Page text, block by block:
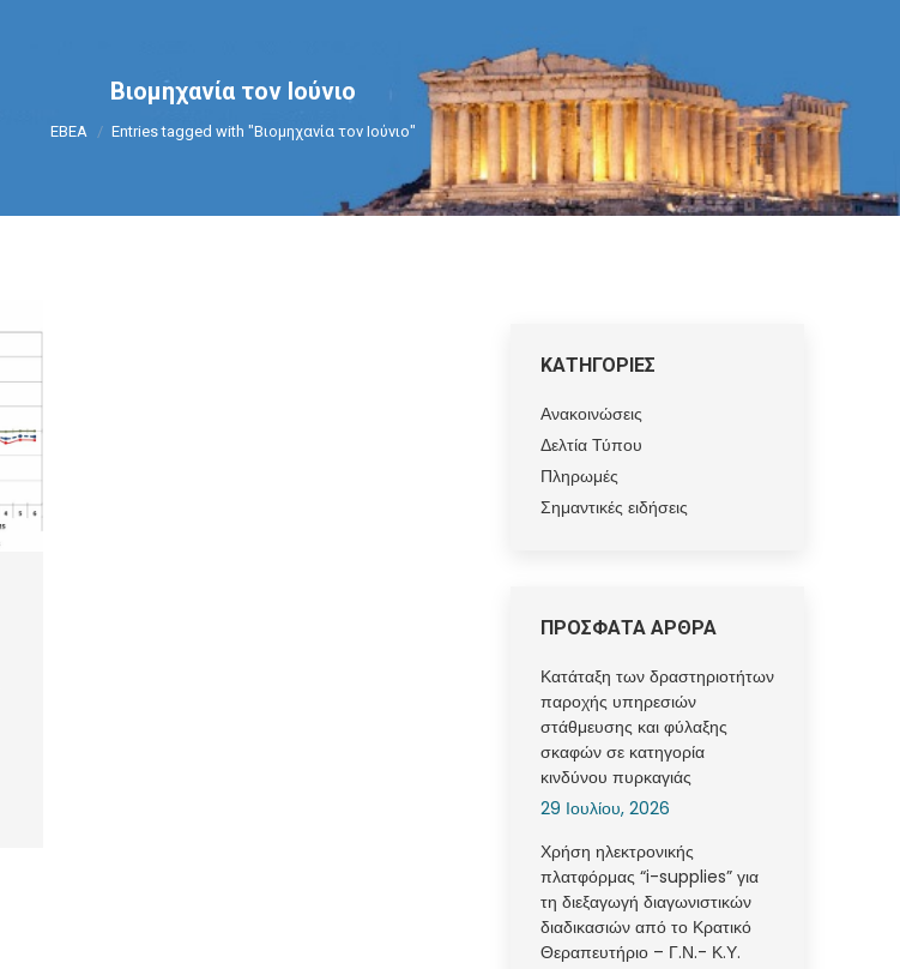
Βιομηχανία τον Ιούνιο
You are here:
ΕΒΕΑ Entries tagged with "Βιομηχανία τον Ιούνιο"
ΚΑΤΗΓΟΡΙΕΣ
Ανακοινώσεις
Δελτία Τύπου
Πληρωμές
Σημαντικές ειδήσεις
ΠΡΟΣΦΑΤΑ ΑΡΘΡΑ
Κατάταξη των δραστηριοτήτων
παροχής υπηρεσιών
στάθμευσης και φύλαξης
σκαφών σε κατηγορία
κινδύνου πυρκαγιάς
29 Ιουλίου, 2026
Χρήση ηλεκτρονικής
πλατφόρμας “i-supplies” για
τη διεξαγωγή διαγωνιστικών
διαδικασιών από το Κρατικό
Θεραπευτήριο – Γ.Ν.- Κ.Υ.